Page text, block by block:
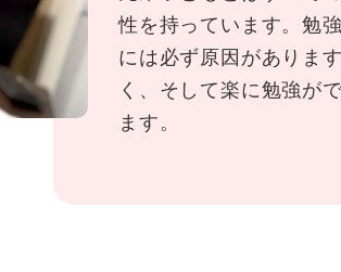
性を持っています。勉
には必ず原因がありま
く、そして楽に勉強が
ます。